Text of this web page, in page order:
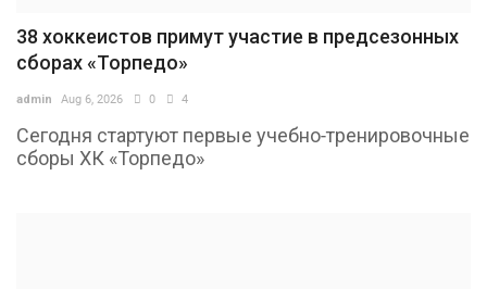
38 хоккеистов примут участие в предсезонных
сборах «Торпедо»
admin Aug 6, 2026 0 4
Сегодня стартуют первые учебно-тренировочные
сборы ХК «Торпедо»